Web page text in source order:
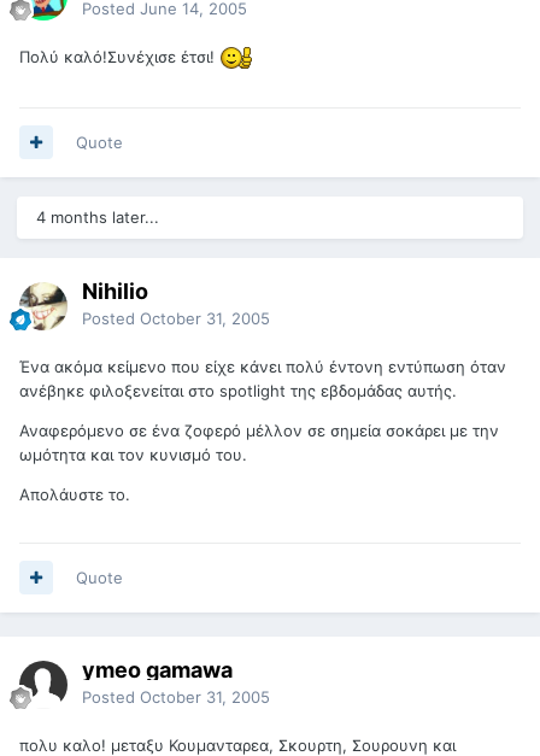
Posted June 14, 2005
Πολύ καλό!Συνέχισε έτσι!
Quote
4 months later...
Nihilio
Posted October 31, 2005
Ένα ακόμα κείμενο που είχε κάνει πολύ έντονη εντύπωση όταν
ανέβηκε φιλοξενείται στο spotlight της εβδομάδας αυτής.
Αναφερόμενο σε ένα ζοφερό μέλλον σε σημεία σοκάρει με την
ωμότητα και τον κυνισμό του.
Απολάυστε το.
Quote
ymeο gamawa
Posted October 31, 2005
πολυ καλο! μεταξυ Κουμανταρεα, Σκουρτη, Σουρουνη και